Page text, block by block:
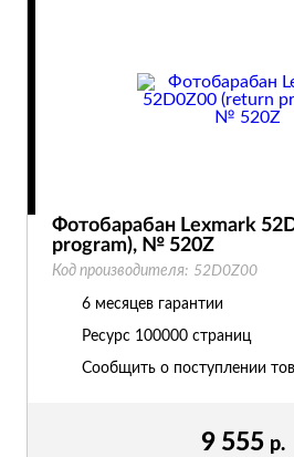
9 555 р.
Фотобарабан Lexmark
program), № 520Z
Код производителя: 52D0Z00
6 месяцев гарантии
Ресурс 100000 страниц
Сообщить о поступлении